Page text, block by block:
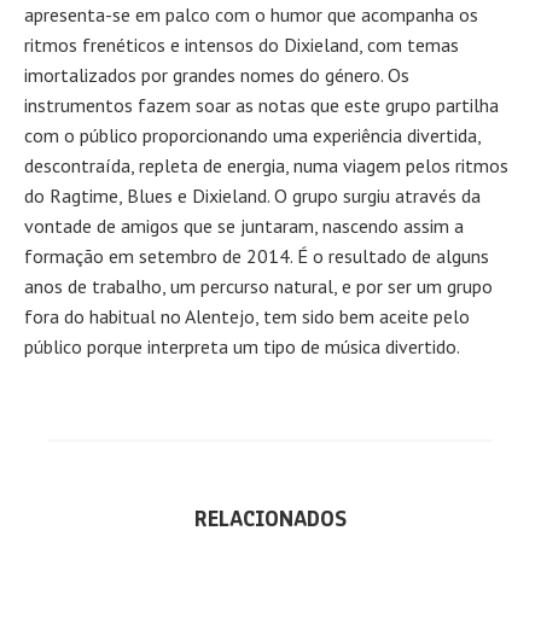
apresenta-se em palco com o humor que acompanha os
ritmos frenéticos e intensos do Dixieland, com temas
imortalizados por grandes nomes do género. Os
instrumentos fazem soar as notas que este grupo partilha
com o público proporcionando uma experiência divertida,
descontraída, repleta de energia, numa viagem pelos ritmos
do Ragtime, Blues e Dixieland. O grupo surgiu através da
vontade de amigos que se juntaram, nascendo assim a
formação em setembro de 2014. É o resultado de alguns
anos de trabalho, um percurso natural, e por ser um grupo
fora do habitual no Alentejo, tem sido bem aceite pelo
público porque interpreta um tipo de música divertido.
RELACIONADOS